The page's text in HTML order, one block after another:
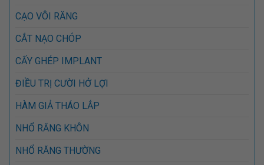
CẠO VÔI RĂNG
CẮT NẠO CHÓP
CẤY GHÉP IMPLANT
ĐIỀU TRỊ CƯỜI HỞ LỢI
HÀM GIẢ THÁO LẮP
NHỔ RĂNG KHÔN
NHỔ RĂNG THƯỜNG